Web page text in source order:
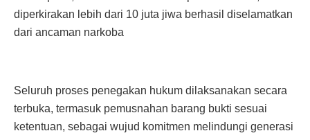
diperkirakan lebih dari 10 juta jiwa berhasil diselamatkan
dari ancaman narkoba
Seluruh proses penegakan hukum dilaksanakan secara
terbuka, termasuk pemusnahan barang bukti sesuai
ketentuan, sebagai wujud komitmen melindungi generasi